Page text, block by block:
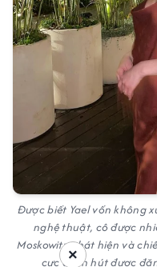
Được biết Yael vốn không
nghệ thuật, cô được
Moskowitz phát hiện và
cực cuốn hút được
×